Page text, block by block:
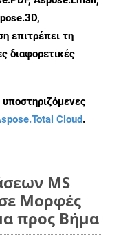
επιτρέπει τη
διαφορετικές
υποστηριζόμενες
Cloud.
MS
Μορφές
προς Βήμα